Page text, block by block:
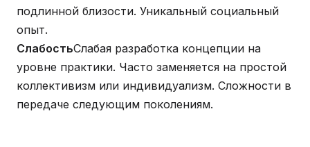
подлинной близости. Уникальный социальный
опыт.
СлабостьСлабая разработка концепции на
уровне практики. Часто заменяется на простой
коллективизм или индивидуализм. Сложности в
передаче следующим поколениям.